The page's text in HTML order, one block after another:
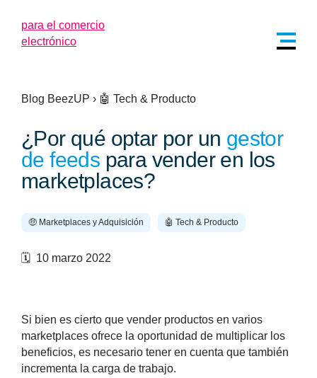
Blog BeezUP › 🤖 Tech & Producto
¿Por qué optar por un gestor
de feeds para vender en los
marketplaces?
🤑 Marketplaces y Adquisición 🤖 Tech & Producto
🗓️ 10 marzo 2022
Si bien es cierto que vender productos en varios
marketplaces ofrece la oportunidad de multiplicar los
beneficios, es necesario tener en cuenta que también
incrementa la carga de trabajo.